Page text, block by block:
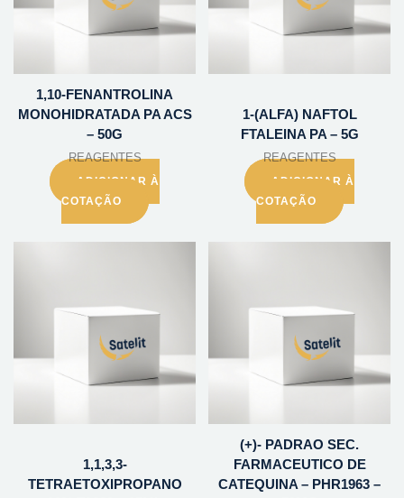
1,10-FENANTROLINA
MONOHIDRATADA PA ACS
– 50G
REAGENTES
ADICIONAR À
COTAÇÃO
1-(ALFA) NAFTOL
FTALEINA PA – 5G
REAGENTES
ADICIONAR À
COTAÇÃO
1,1,3,3-
TETRAETOXIPROPANO
(+)- PADRAO SEC.
FARMACEUTICO DE
CATEQUINA – PHR1963 –